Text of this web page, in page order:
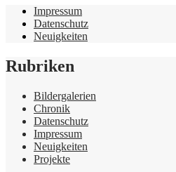
Impressum
Datenschutz
Neuigkeiten
Rubriken
Bildergalerien
Chronik
Datenschutz
Impressum
Neuigkeiten
Projekte